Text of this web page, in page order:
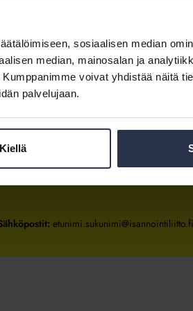
sosiaalisen median
median, mainosalan ja
voivat yhdistää näitä
palvelujaan.
Kiellä
sisään
etunimi.sukunimi@isannointiliitto.fi